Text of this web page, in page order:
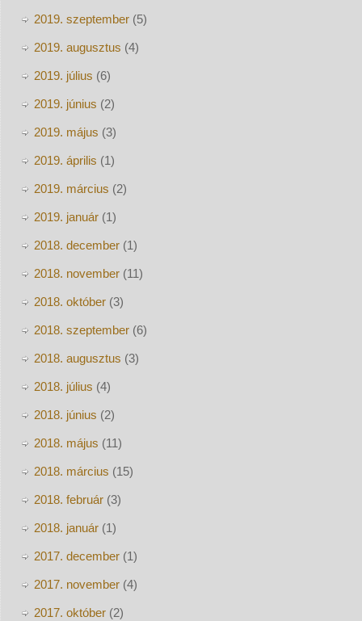
2019. szeptember(5)
2019. augusztus (4)
2019. július (6)
2019. június (2)
2019. május (3)
2019. április (1)
2019. március (2)
2019. január(1)
2018. december(1)
2018. november(11)
2018. október(3)
2018. szeptember(6)
2018. augusztus (3)
2018. július (4)
2018. június (2)
2018. május (11)
2018. március (15)
2018. február(3)
2018. január(1)
2017. december(1)
2017. november(4)
2017. október(2)